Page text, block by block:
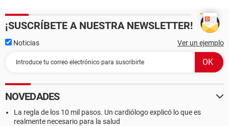
¡SUSCRÍBETE A NUESTRA NEWSLETTER!
Noticias Ver un ejemplo
NOVEDADES
La regla de los 10 mil pasos. Un cardiólogo explicó lo que es
realmente necesario para la salud